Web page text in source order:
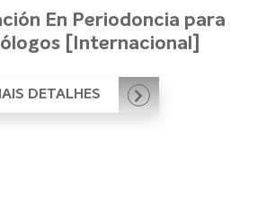
En Periodoncia para
[Internacional]
DETALHES